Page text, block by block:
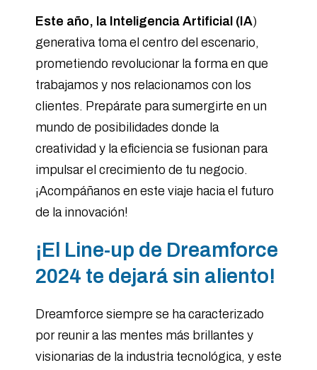
Este año, la Inteligencia Artificial (IA)
generativa toma el centro del escenario,
prometiendo revolucionar la forma en que
trabajamos y nos relacionamos con los
clientes. Prepárate para sumergirte en un
mundo de posibilidades donde la
creatividad y la eficiencia se fusionan para
impulsar el crecimiento de tu negocio.
¡Acompáñanos en este viaje hacia el futuro
de la innovación!
¡El Line-up de Dreamforce
2024 te dejará sin aliento!
Dreamforce siempre se ha caracterizado
por reunir a las mentes más brillantes y
visionarias de la industria tecnológica, y este